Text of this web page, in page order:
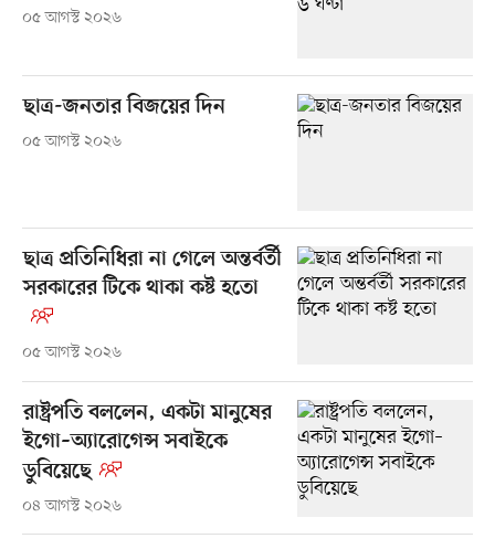
০৫ আগস্ট ২০২৬
ছাত্র-জনতার বিজয়ের দিন
০৫ আগস্ট ২০২৬
ছাত্র প্রতিনিধিরা না গেলে অন্তর্বর্তী
সরকারের টিকে থাকা কষ্ট হতো
০৫ আগস্ট ২০২৬
রাষ্ট্রপতি বললেন, একটা মানুষের
ইগো–অ্যারোগেন্স সবাইকে
ডুবিয়েছে
০৪ আগস্ট ২০২৬